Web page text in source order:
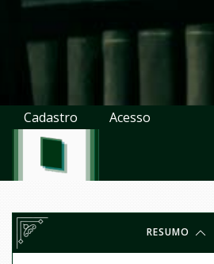
Cadastro Acesso
RESUMO